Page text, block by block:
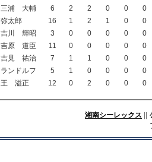
三浦 大輔
6 2 2 0 0
0
弥太郎
16 1 2 1 0
0
吉川 輝昭
3 0 0 0 0
0
吉原 道臣
11 0 0 0 0
0
吉見 祐治 7 1 1 0 0
0
ランドルフ 5 1 0 0 0
0
王 溢正 12 0 2 0 0 0
湘南シーレックス